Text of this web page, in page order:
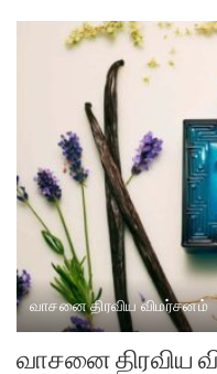
வாசனை திரவிய விமர்சனம்
வாசனை திரவிய